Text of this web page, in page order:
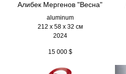
Алибек Мергенов "Весна"
aluminum
212 х 58 х 32 см
2024
15 000 $